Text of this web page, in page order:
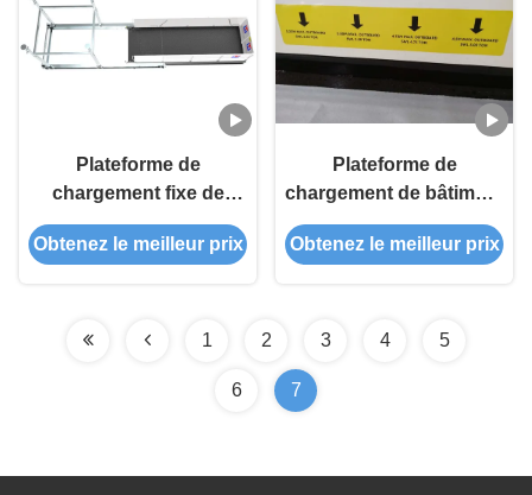
Plateforme de
chargement fixe de
2200 mm avec hors-
bord compact
Obtenez le meilleur prix
Plateforme de
chargement de bâtiment
de 2600 mm, Plateforme
de chargement de grue
Obtenez le meilleur prix
1 2 3 4 5
6 7